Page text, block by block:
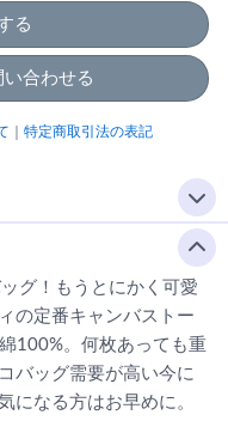
る
合わせる
特定商取引法の表記
グ！もうとにかく可愛
の定番キャンバストー
100%。何枚あっても重
バッグ需要が高い今に
になる方はお早めに。